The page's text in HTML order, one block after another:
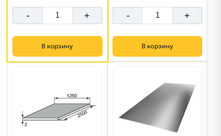
- +
В корзину
- +
В корзину